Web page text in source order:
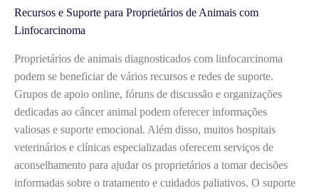
Recursos e Suporte para Proprietários de Animais com
Linfocarcinoma
Proprietários de animais diagnosticados com linfocarcinoma
podem se beneficiar de vários recursos e redes de suporte.
Grupos de apoio online, fóruns de discussão e organizações
dedicadas ao câncer animal podem oferecer informações
valiosas e suporte emocional. Além disso, muitos hospitais
veterinários e clínicas especializadas oferecem serviços de
aconselhamento para ajudar os proprietários a tomar decisões
informadas sobre o tratamento e cuidados paliativos. O suporte